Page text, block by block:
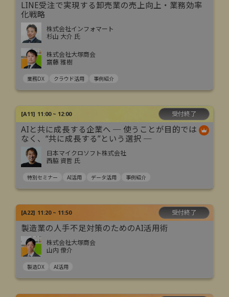
LINE受注で実現する卸売業の売上向上・業務効率
化戦略
株式会社インフォマート
杉山 大介 氏
株式会社大塚商会
齋藤 雅樹
業務DX クラウド活用 事例紹介
[A11] 11:00 ~ 12:00 受付終了
AIと共に成長する企業へ ─ 使うことが目的では
なく、“共に成長する”という選択 ─
日本マイクロソフト株式会社
西脇 資哲 氏
特別セミナー AI活用 データ活用 事例紹介
[A22] 11:20 ~ 11:50 受付終了
製造業の人手不足対策のためのAI活用術
株式会社大塚商会
山内 僚介
製造DX AI活用